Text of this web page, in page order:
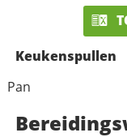
Keukenspullen
Pan